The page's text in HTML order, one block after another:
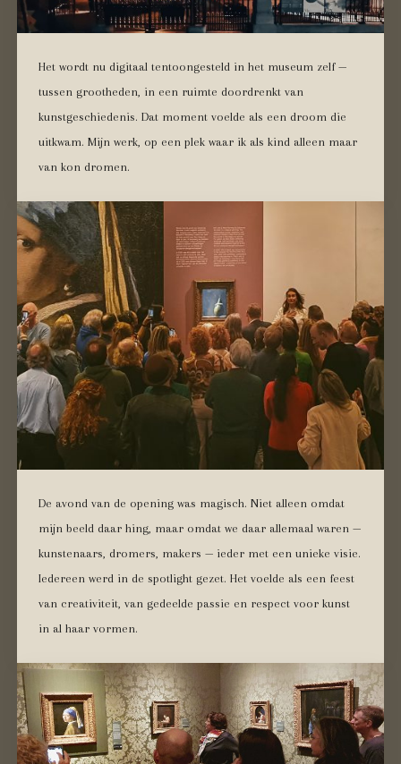
Het wordt nu digitaal tentoongesteld in het museum zelf —
tussen grootheden, in een ruimte doordrenkt van
kunstgeschiedenis. Dat moment voelde als een droom die
uitkwam. Mijn werk, op een plek waar ik als kind alleen maar
van kon dromen.
De avond van de opening was magisch. Niet alleen omdat
mijn beeld daar hing, maar omdat we daar allemaal waren —
kunstenaars, dromers, makers — ieder met een unieke visie.
Iedereen werd in de spotlight gezet. Het voelde als een feest
van creativiteit, van gedeelde passie en respect voor kunst
in al haar vormen.